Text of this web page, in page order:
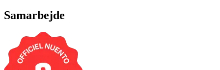
Samarbejde